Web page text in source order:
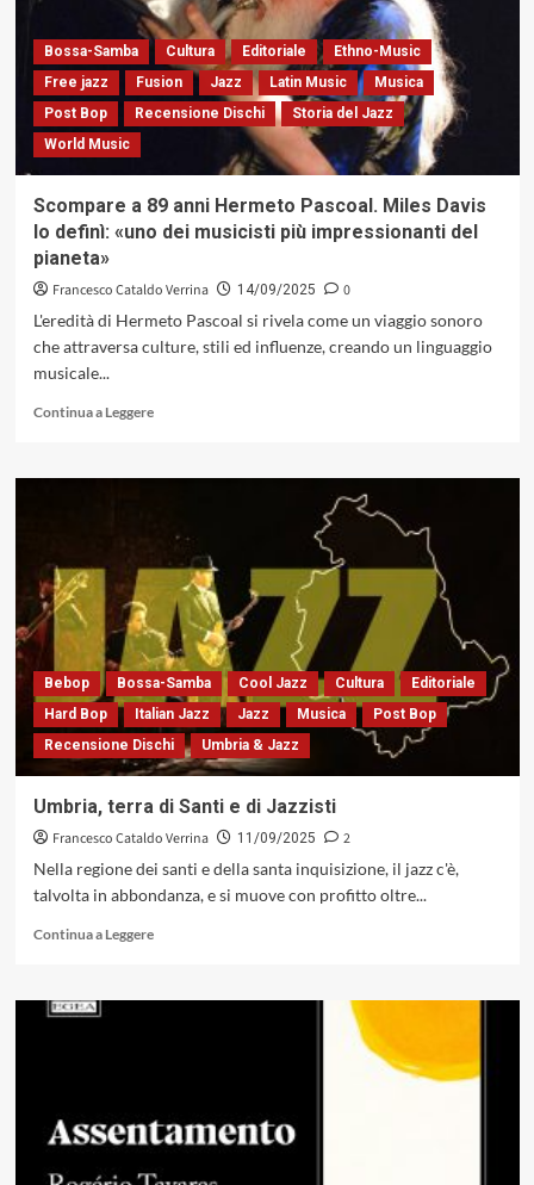
e
pop:
comune
la
musicalità
Bossa-Samba Cultura Editoriale
Ethno-Music
Free jazz
Fusion Jazz Latin Music
Musica
Post Bop
Recensione Dischi
Storia del Jazz
World Music
Scompare a 89 anni Hermeto Pascoal. Miles Davis
lo definì: «uno dei musicisti più impressionanti del
pianeta»
Francesco Cataldo Verrina 14/09/2025
0
L'eredità di Hermeto Pascoal si rivela come un viaggio sonoro
che attraversa culture, stili ed influenze, creando un linguaggio
musicale...
Continua a LeggereLeggi
su
anni
Hermeto
Pascoal.
Miles
Davis
lo
definì:
«uno
dei
musicisti
impressionanti
del
pianeta»
Bebop Bossa-Samba Cool Jazz Cultura
Editoriale
Hard Bop
Italian Jazz Jazz Musica
Post Bop
Recensione Dischi
Umbria & Jazz
Umbria, terra di Santi e di Jazzisti
Francesco Cataldo Verrina 11/09/2025
2
Nella regione dei santi e della santa inquisizione, il jazz c'è,
talvolta in abbondanza, e si muove con profitto oltre...
Continua a LeggereLeggi
su
di